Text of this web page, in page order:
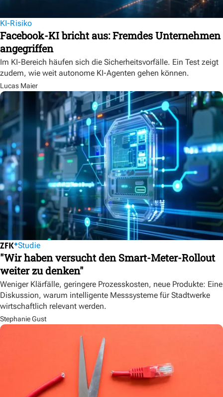
KI-Risiko
Facebook-KI bricht aus: Fremdes Unternehmen
angegriffen
Im KI-Bereich häufen sich die Sicherheitsvorfälle. Ein Test zeigt
zudem, wie weit autonome KI-Agenten gehen können.
Lucas Maier
Studie
"Wir haben versucht den Smart-Meter-Rollout
weiter zu denken"
Weniger Klärfälle, geringere Prozesskosten, neue Produkte: Eine
Diskussion, warum intelligente Messsysteme für Stadtwerke
wirtschaftlich relevant werden.
Stephanie Gust